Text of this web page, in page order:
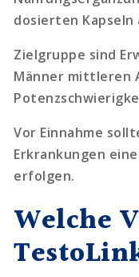
dosierten
Zielgruppe sind
Männer mittleren
Vor Einnahme
Erkrankungen
erfolgen.
Welche